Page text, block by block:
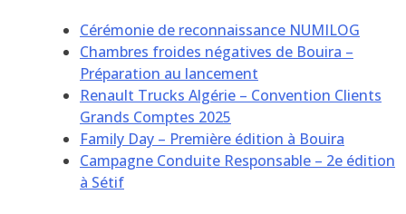
Cérémonie de reconnaissance NUMILOG
Chambres froides négatives de Bouira –
Préparation au lancement
Renault Trucks Algérie – Convention Clients
Grands Comptes 2025
Family Day – Première édition à Bouira
Campagne Conduite Responsable – 2e édition
à Sétif